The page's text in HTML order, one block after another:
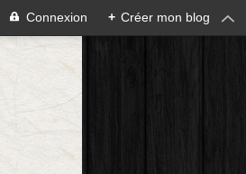
Connexion + Créer mon blog